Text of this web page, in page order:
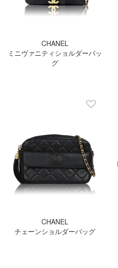
CHANEL
ミニヴァニティショルダーバッ
グ
CHANEL
チェーンショルダーバッグ